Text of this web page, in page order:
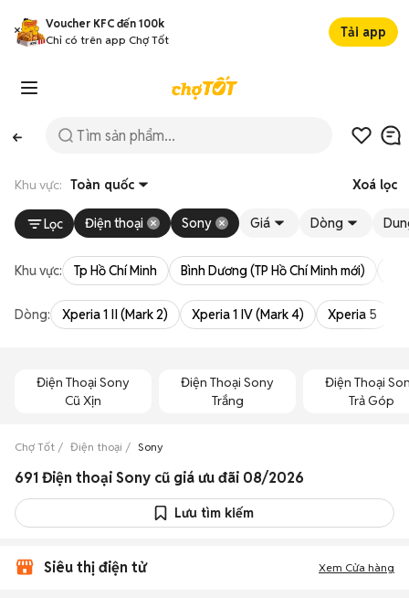
Voucher KFC đến 100k
Chỉ có trên app Chợ Tốt
Tải app
Khu vực: Toàn quốc Xoá lọc
Lọc Điện thoại Sony Giá Dòng
Khu vực: Tp Hồ Chí Minh Bình Dương (TP Hồ Chí Minh mới)
Dòng: Xperia 1 II (Mark 2) Xperia 1 IV (Mark 4) Xperia 5
Điện Thoại Sony
Cũ Xịn
Điện Thoại Sony
Trắng
Điện Thoại
Trả Góp
Chợ Tốt Điện thoại Sony
691 Điện thoại Sony cũ giá ưu đãi 08/2026
Lưu tìm kiếm
Siêu thị điện tử Xem Cửa hàng